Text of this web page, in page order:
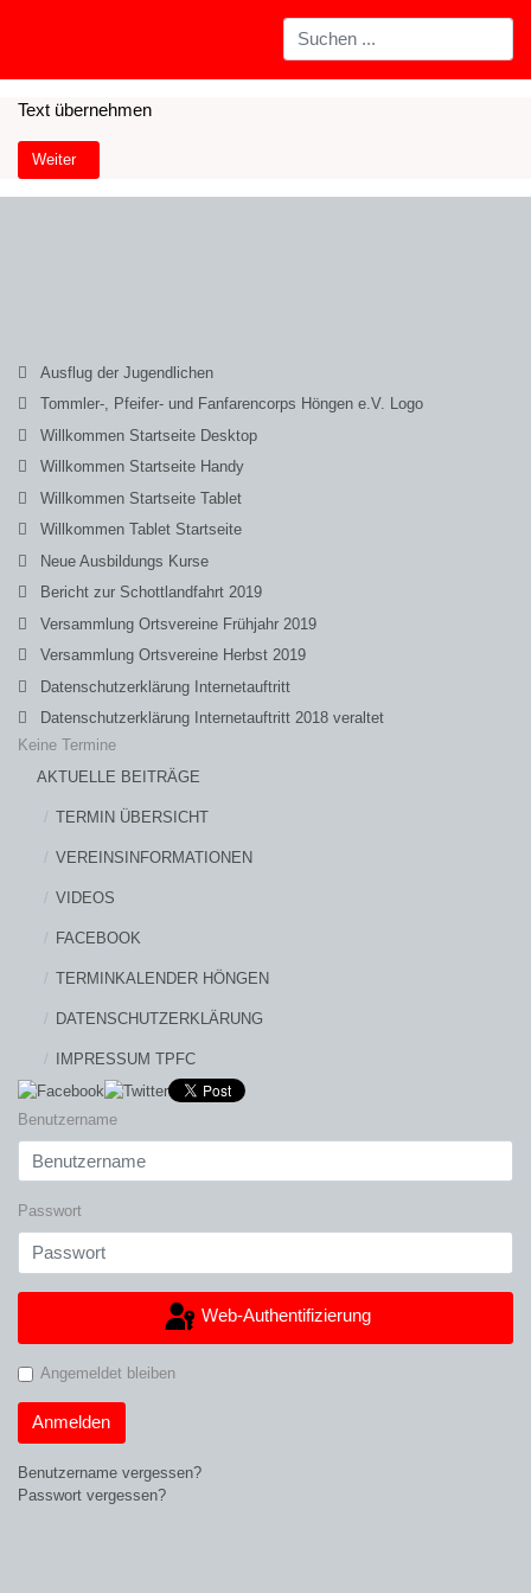
Text übernehmen
Nächster Beitrag: Willkommen Startseite Tablet
Weiter
Ausflug der Jugendlichen
Tommler-, Pfeifer- und Fanfarencorps Höngen e.V. Logo
Willkommen Startseite Desktop
Willkommen Startseite Handy
Willkommen Startseite Tablet
Willkommen Tablet Startseite
Neue Ausbildungs Kurse
Bericht zur Schottlandfahrt 2019
Versammlung Ortsvereine Frühjahr 2019
Versammlung Ortsvereine Herbst 2019
Datenschutzerklärung Internetauftritt
Datenschutzerklärung Internetauftritt 2018 veraltet
Keine Termine
AKTUELLE BEITRÄGE
TERMIN ÜBERSICHT
VEREINSINFORMATIONEN
VIDEOS
FACEBOOK
TERMINKALENDER HÖNGEN
DATENSCHUTZERKLÄRUNG
IMPRESSUM TPFC
Benutzername
Passwort
Web-Authentifizierung
Angemeldet bleiben
Anmelden
Benutzername vergessen?
Passwort vergessen?